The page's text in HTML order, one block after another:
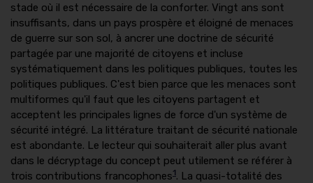
stade où il est nécessaire de la conforter. Vingt ans sont
insuffisants, dans un pays prospère et éloigné de menaces
de guerre sur son sol, à ancrer une doctrine de sécurité
partagée par une majorité de citoyens et incluse
systématiquement dans les politiques publiques, toutes les
politiques publiques. C'est bien parce que les menaces sont
multiformes qu'il faut que les citoyens partagent et
acceptent les principales lignes de force d'un système de
sécurité intégré. La littérature traitant de sécurité nationale
est abondante. Le lecteur qui souhaiterait aller plus avant
dans le décryptage du concept peut utilement se référer à
trois contributions francophones1. La quasi-totalité des